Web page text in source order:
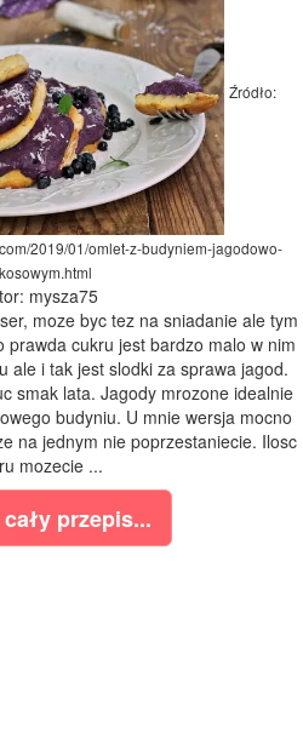
Źródło:
2019/01/omlet-z-budyniem-jagodowo-
mysza75
moze byc tez na sniadanie ale tym
prawda cukru jest bardzo malo w nim
ale i tak jest slodki za sprawa jagod.
smak lata. Jagody mrozone idealnie
budyniu. U mnie wersja mocno
na jednym nie poprzestaniecie. Ilosc
mozecie ...
przepis...